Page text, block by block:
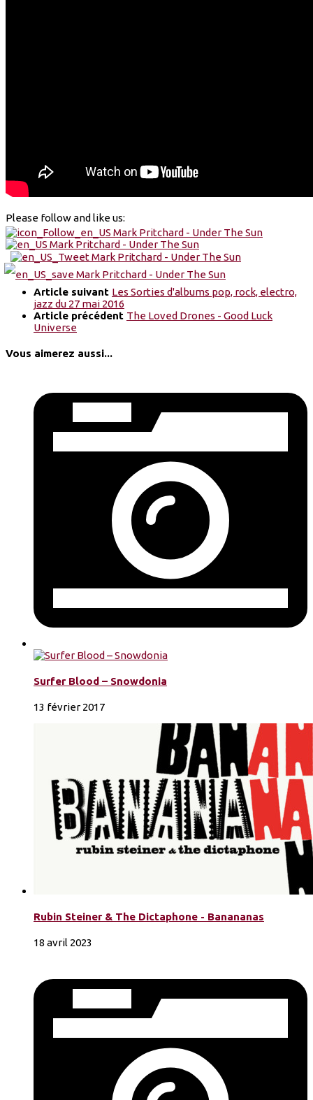
Please follow and like us:
Article suivant Les Sorties d'albums pop, rock, electro,
jazz du 27 mai 2016
Article précédent The Loved Drones - Good Luck
Universe
Vous aimerez aussi...
Surfer Blood – Snowdonia
13 février 2017
Rubin Steiner & The Dictaphone - Banananas
18 avril 2023